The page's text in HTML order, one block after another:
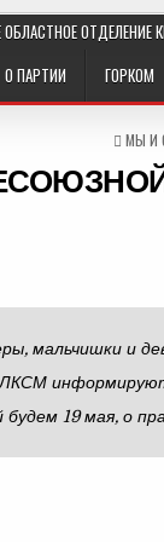
ОБЛАСТНОЕ ОТДЕЛЕНИЕ
О ПАРТИИ ГОРКОМ
МЫ И
мальчишки и
информируют
19 мая, о